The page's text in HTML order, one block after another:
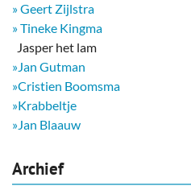
» Geert Zijlstra
» Tineke Kingma
​ Jasper het lam
»Jan Gutman
»Cristien Boomsma
»Krabbeltje
»Jan Blaauw
Archief